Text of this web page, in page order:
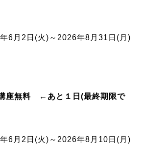
6月2日(火)～2026年8月31日(月)
座無料 ←あと１日(最終期限で
6月2日(火)～2026年8月10日(月)